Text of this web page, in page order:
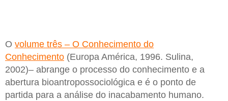
O volume três – O Conhecimento do
Conhecimento (Europa América, 1996. Sulina,
2002)– abrange o processo do conhecimento e a
abertura bioantropossociológica e é o ponto de
partida para a análise do inacabamento humano.